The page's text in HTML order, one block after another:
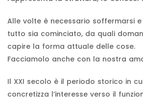
Alle volte è necessario soffermarsi
tutto sia cominciato, da quali
capire la forma attuale delle cose.
Facciamolo anche con la nostra
Il XXI secolo è il periodo storico in
concretizza l’interesse verso il